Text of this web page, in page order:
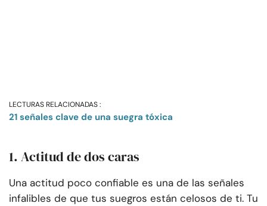
LECTURAS RELACIONADAS :
21 señales clave de una suegra tóxica
1. Actitud de dos caras
Una actitud poco confiable es una de las señales
infalibles de que tus suegros están celosos de ti. Tu